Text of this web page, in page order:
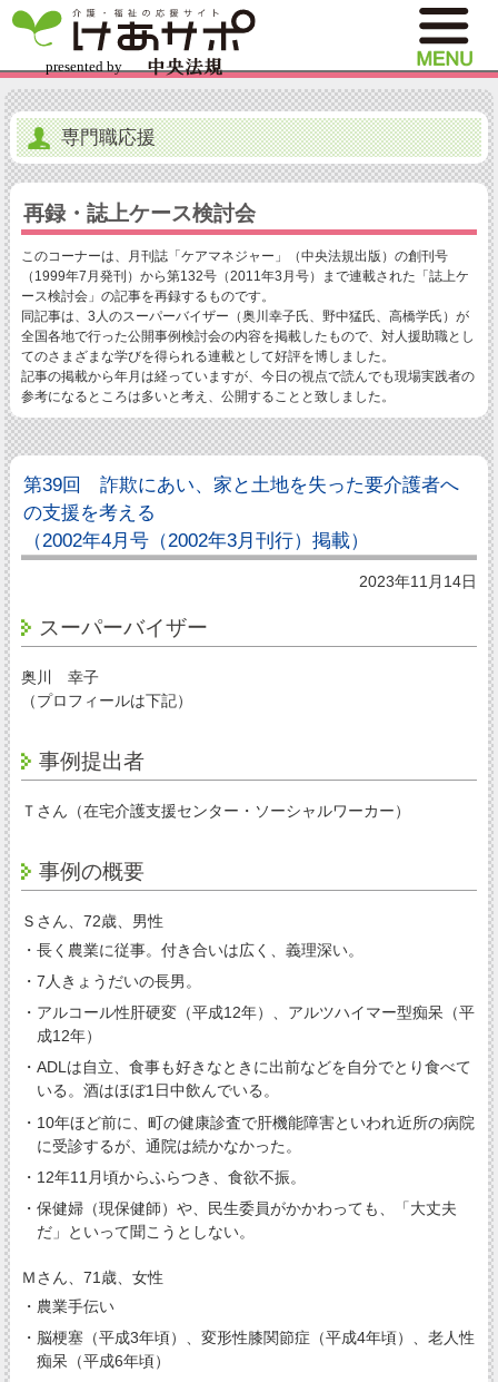
専門職応援
再録・誌上ケース検討会
このコーナーは、月刊誌「ケアマネジャー」（中央法規出版）の創刊号
（1999年7月発刊）から第132号（2011年3月号）まで連載された「誌上ケ
ース検討会」の記事を再録するものです。
同記事は、3人のスーパーバイザー（奥川幸子氏、野中猛氏、高橋学氏）が
全国各地で行った公開事例検討会の内容を掲載したもので、対人援助職とし
てのさまざまな学びを得られる連載として好評を博しました。
記事の掲載から年月は経っていますが、今日の視点で読んでも現場実践者の
参考になるところは多いと考え、公開することと致しました。
第39回 詐欺にあい、家と土地を失った要介護者へ
の支援を考える
（2002年4月号（2002年3月刊行）掲載）
2023年11月14日
スーパーバイザー
奥川 幸子
（プロフィールは下記）
事例提出者
Ｔさん（在宅介護支援センター・ソーシャルワーカー）
事例の概要
Ｓさん、72歳、男性
・長く農業に従事。付き合いは広く、義理深い。
・7人きょうだいの長男。
・アルコール性肝硬変（平成12年）、アルツハイマー型痴呆（平
成12年）
・ADLは自立、食事も好きなときに出前などを自分でとり食べて
いる。酒はほぼ1日中飲んでいる。
・10年ほど前に、町の健康診査で肝機能障害といわれ近所の病院
に受診するが、通院は続かなかった。
・12年11月頃からふらつき、食欲不振。
・保健婦（現保健師）や、民生委員がかかわっても、「大丈夫
だ」といって聞こうとしない。
Ｍさん、71歳、女性
・農業手伝い
・脳梗塞（平成3年頃）、変形性膝関節症（平成4年頃）、老人性
痴呆（平成6年頃）